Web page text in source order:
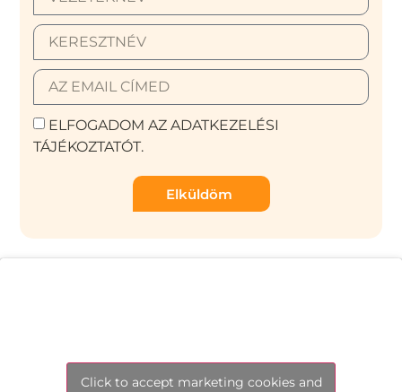
ELFOGADOM AZ ADATKEZELÉSI
TÁJÉKOZTATÓT.
Elküldöm
Click to accept marketing cookies and